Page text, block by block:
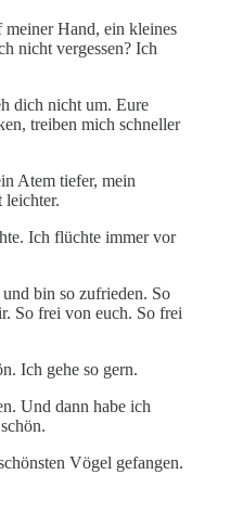
meiner Hand, ein kleines
nicht vergessen? Ich
dich nicht um. Eure
treiben mich schneller
Atem tiefer, mein
leichter.
Ich flüchte immer vor
bin so zufrieden. So
So frei von euch. So frei
Ich gehe so gern.
Und dann habe ich
Vögel gefangen.